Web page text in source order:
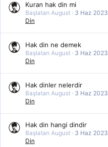
Kuran hak din mi
Başlatan August 3 Haz 2023
Din
Hak din ne demek
Başlatan August 3 Haz 2023
Din
Hak dinler nelerdir
Başlatan August 3 Haz 2023
Din
Hak din hangi dindir
Başlatan August 3 Haz 2023
Din